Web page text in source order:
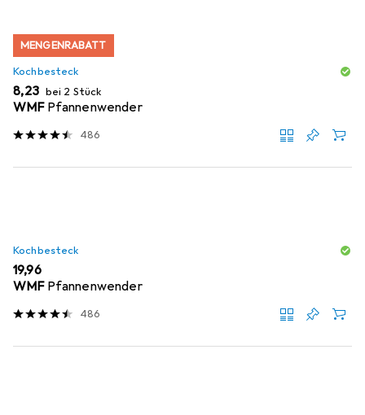
MENGENRABATT
Kochbesteck
EUR
8,23 bei 2 Stück
WMF Pfannenwender
486
Kochbesteck
EUR
19,96
WMF Pfannenwender
486